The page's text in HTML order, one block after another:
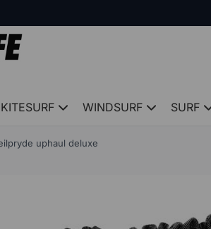
KITESURF WINDSURF SURF
uphaul deluxe